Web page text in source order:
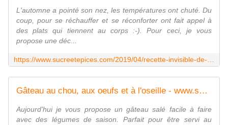
L'automne a pointé son nez, les températures ont chuté. Du
coup, pour se réchauffer et se réconforter ont fait appel à
des plats qui tiennent au corps :-). Pour ceci, je vous
propose une déc...
Gâteau au chou, aux oeufs et à l'oseille - www.sucreetepices.com
Aujourd'hui je vous propose un gâteau salé facile à faire
avec des légumes de saison. Parfait pour être servi au